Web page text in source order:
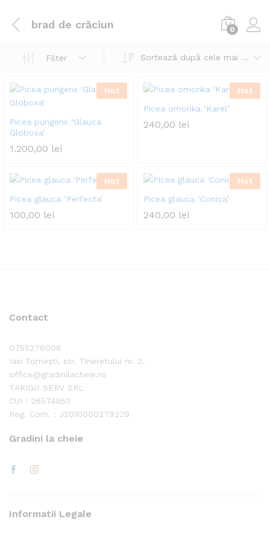
brad de crăciun 0
Filter Sortează după cele mai recente
Hot
Picea pungens ‘Glauca
Globosa’
1.200,00 lei
Hot
Picea omorika ‘Karel’
240,00 lei
Hot
Picea glauca ‘Perfecta’
100,00 lei
Hot
Picea glauca ‘Conica’
240,00 lei
Contact
0755276008
Iasi Tomești, str. Tineretului nr. 2.
office@gradinilacheie.ro
TARIGO SERV SRL
CUI : 26574953
Reg. Com. : J2010000279229
Gradini la cheie
Informatii Legale